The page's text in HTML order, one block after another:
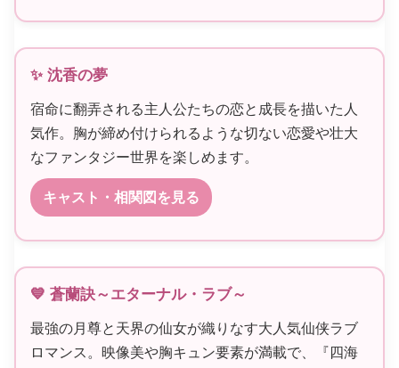
✨ 沈香の夢
宿命に翻弄される主人公たちの恋と成長を描いた人
気作。胸が締め付けられるような切ない恋愛や壮大
なファンタジー世界を楽しめます。
キャスト・相関図を見る
💙 蒼蘭訣～エターナル・ラブ～
最強の月尊と天界の仙女が織りなす大人気仙侠ラブ
ロマンス。映像美や胸キュン要素が満載で、『四海